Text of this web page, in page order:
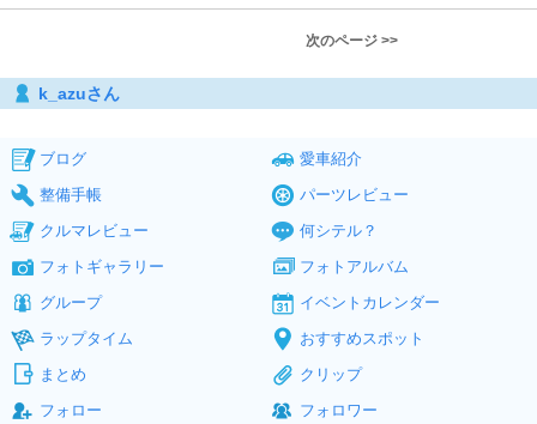
次のページ >>
k_azuさん
ブログ
愛車紹介
整備手帳
パーツレビュー
クルマレビュー
何シテル？
フォトギャラリー
フォトアルバム
グループ
イベントカレンダー
ラップタイム
おすすめスポット
まとめ
クリップ
フォロー
フォロワー